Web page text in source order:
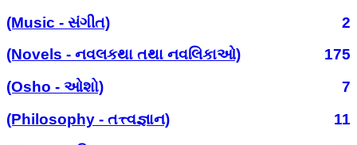
(Music - સંગીત)
2
(Novels - નવલકથા તથા નવલિકાઓ)
175
(Osho - ઓશો)
7
(Philosophy - તત્ત્વજ્ઞાન)
11